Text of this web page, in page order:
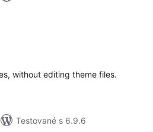
without editing theme files.
Testované s 6.9.6